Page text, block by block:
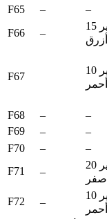
F65
– –
F66
–
15 أمبير
أزرق
F67
10 أمبير
أحمر
F68
– –
F69
– –
F70
– –
F71
–
20 أمبير
أصفر
F72 –
10 أمبير
أحمر